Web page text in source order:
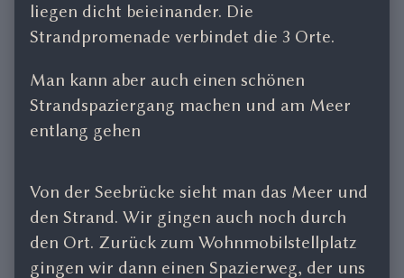
liegen dicht beieinander. Die
Strandpromenade verbindet die 3 Orte.
Man kann aber auch einen schönen
Strandspaziergang machen und am Meer
entlang gehen
Von der Seebrücke sieht man das Meer und
den Strand. Wir gingen auch noch durch
den Ort. Zurück zum Wohnmobilstellplatz
gingen wir dann einen Spazierweg, der uns